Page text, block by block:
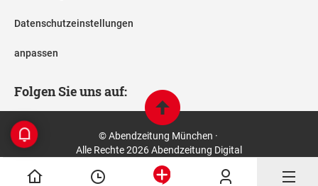
Datenschutzeinstellungen
anpassen
Folgen Sie uns auf:
© Abendzeitung München ·
Alle Rechte 2026 Abendzeitung Digital